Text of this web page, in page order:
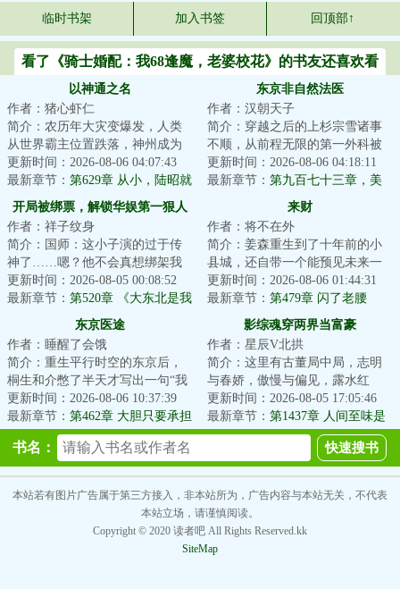
临时书架 加入书签 回顶部↑
看了《骑士婚配：我68逢魔，老婆校花》的书友还喜欢看
以神通之名
作者：猪心虾仁
简介：农历年大灾变爆发，人类
从世界霸主位置跌落，神州成为
人类最后的自留地。年，武侯陆
昭正在接受调查...
更新时间：2026-08-06 04:07:43
最新章节： 第629章 从小，陆昭就
努力把握一切
东京非自然法医
作者：汉朝天子
简介：穿越之后的上杉宗雪诸事
不顺，从前程无限的第一外科被
赶去了最悲剧最没有前途最不受
人待见没钱没地...
更新时间：2026-08-06 04:18:11
最新章节： 第九百七十三章，美
开局被绑票，解锁华娱第一狠人
作者：祥子纹身
简介：国师：这小子演的过于传
神了……嗯？他不会真想绑架我
吧？！诗人：什么意思？绑我摄
影干嘛！该绑架...
更新时间：2026-08-05 00:08:52
最新章节： 第520章 《大东北是我
的家乡》(爆发补！)
来财
作者：将不在外
简介：姜森重生到了十年前的小
县城，还自带一个能预见未来一
分钟的金手指。一分钟能干什
么？本书又名《人...
更新时间：2026-08-06 01:44:31
最新章节： 第479章 闪了老腰
东京医途
作者：睡醒了会饿
简介：重生平行时空的东京后，
桐生和介憋了半天才写出一句“我
的高中成绩并不理想”，无奈之
下，只能弃文...
更新时间：2026-08-06 10:37:39
最新章节： 第462章 大胆只要承担
影综魂穿两界当富豪
作者：星辰V北拱
简介：这里有古董局中局，志明
与春娇，傲慢与偏见，露水红
颜，怪你过分美丽，老炮儿，硬
汉，精英律师，三...
更新时间：2026-08-05 17:05:46
最新章节： 第1437章 人间至味是
清欢
书名：
本站若有图片广告属于第三方接入，非本站所为，广告内容与本站无关，不代表
本站立场，请谨慎阅读。
Copyright © 2020 读者吧 All Rights Reserved.kk
SiteMap